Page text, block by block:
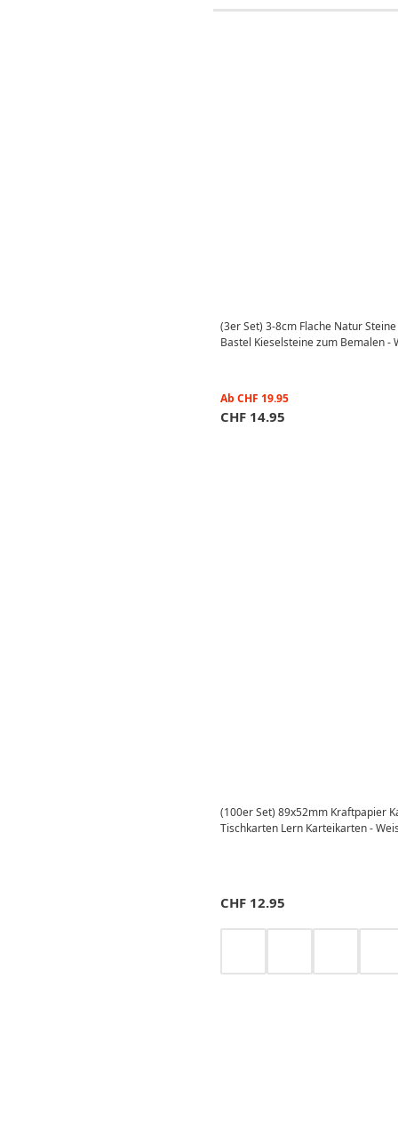
(3er Set) 3-8cm Flache Natur
Bastel Kieselsteine zum Bemalen -
Ab CHF 19.95
CHF 14.95
(100er Set) 89x52mm Kraftpapier
Tischkarten Lern Karteikarten -
CHF 12.95